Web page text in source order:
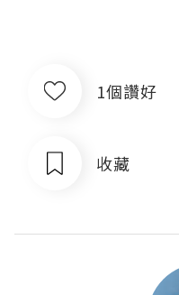
1個讚好
收藏